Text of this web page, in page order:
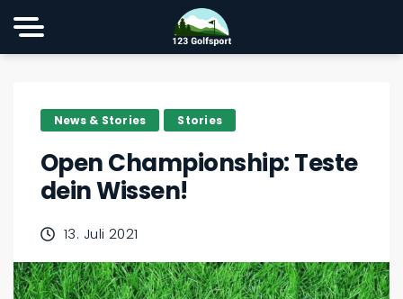
News & Stories Stories
Open Championship: Teste
dein Wissen!
13. Juli 2021